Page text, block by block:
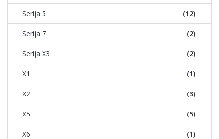
Serija 5 (12)
Serija 7 (2)
Serija X3 (2)
X1 (1)
X2 (3)
X5 (5)
X6 (1)